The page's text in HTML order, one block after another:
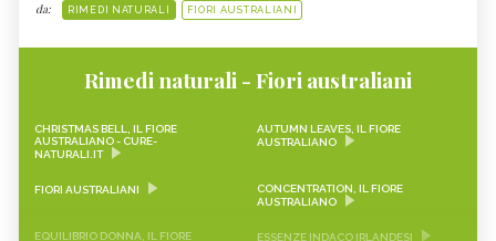
da: RIMEDI NATURALI FIORI AUSTRALIANI
Rimedi naturali - Fiori australiani
CHRISTMAS BELL, IL FIORE
AUSTRALIANO - CURE-
NATURALI.IT
AUTUMN LEAVES, IL FIORE
AUSTRALIANO
FIORI AUSTRALIANI
CONCENTRATION, IL FIORE
AUSTRALIANO
EQUILIBRIO DONNA, IL FIORE ESSENZE INDACO IRLANDESI